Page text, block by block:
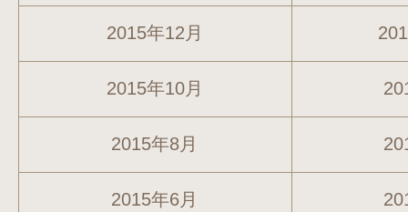
2015年12月
2015年10月
2015年8月
2015年6月